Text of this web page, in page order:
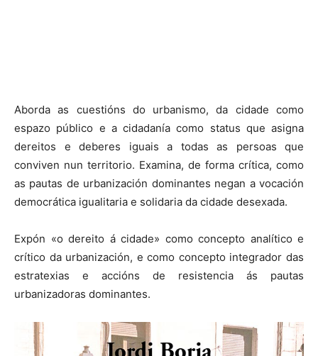
Aborda as cuestións do urbanismo, da cidade como
espazo público e a cidadanía como status que asigna
dereitos e deberes iguais a todas as persoas que
conviven nun territorio. Examina, de forma crítica, como
as pautas de urbanización dominantes negan a vocación
democrática igualitaria e solidaria da cidade desexada.
Expón «o dereito á cidade» como concepto analítico e
crítico da urbanización, e como concepto integrador das
estratexias e accións de resistencia ás pautas
urbanizadoras dominantes.